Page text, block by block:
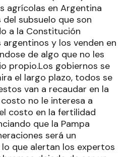
agrícolas en Argentina
subsuelo que son
a la Constitución
y los venden en
de algo que no les
propio.Los gobiernos se
el largo plazo, todos se
van a recaudar en la
no le interesa a
costo en la fertilidad
que la Pampa
será un
que alertan los expertos